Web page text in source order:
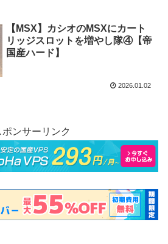
【MSX】カシオのMSXにカート
リッジスロットを増やし隊④【帝
国産ハード】
2026.01.02
ポンサーリンク